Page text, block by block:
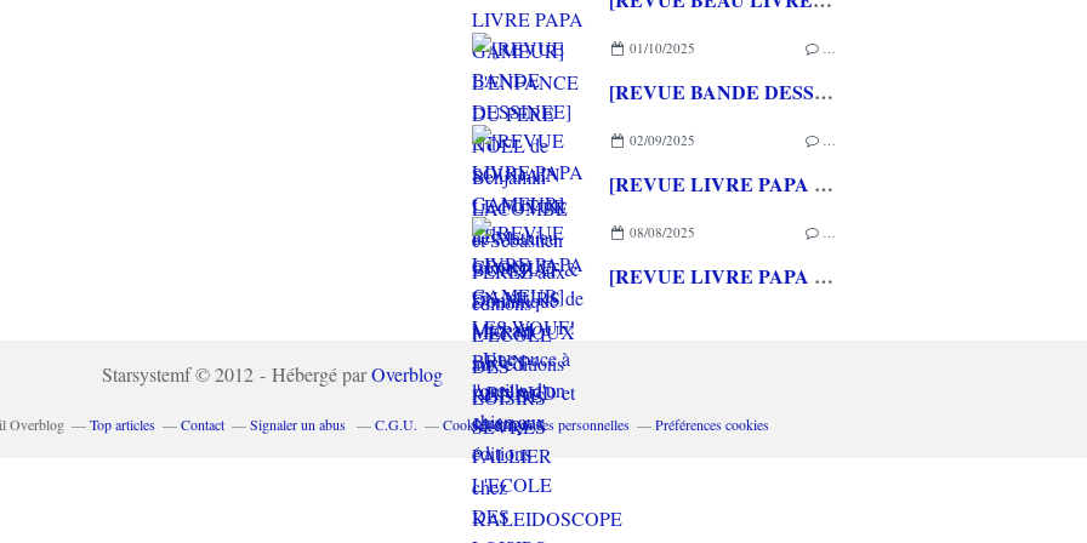
01/10/2025 …
[REVUE BANDE DESSINEE] ET SOUDAIN LE FUTUR de Mathieu BURNIAT & Dominique MERMOUX aux éditions RUE DE SEVRES
02/09/2025 …
[REVUE LIVRE PAPA GAMEUR] LE CROQUE-EN-MURS de Mickaël BRUN-ARNAUD et Jérémy PALLIER chez KALEIDOSCOPE
08/08/2025 …
[REVUE LIVRE PAPA GAMEUR] LES WOUF! - Une puce à l'oreille d'un chien aux éditions L'ECOLE DES LOISIRS
Starsystemf © 2012 - Hébergé parOverblog
Overblog Top articles Contact Signaler un abus C.G.U. Cookies et données personnelles Préférences cookies